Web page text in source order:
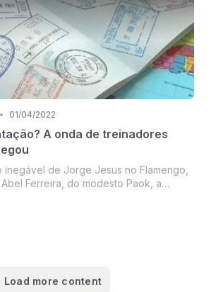
• 01/04/2022
A onda de treinadores
inegável de Jorge Jesus no Flamengo,
Ferreira, do modesto Paok, a
Load more content